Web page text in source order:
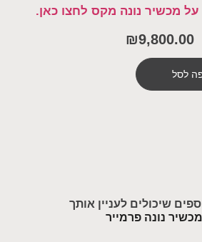
מכשיר נונה מקס לחצו כאן.
₪9,800.00
לסל
שיכולים לעניין אותך